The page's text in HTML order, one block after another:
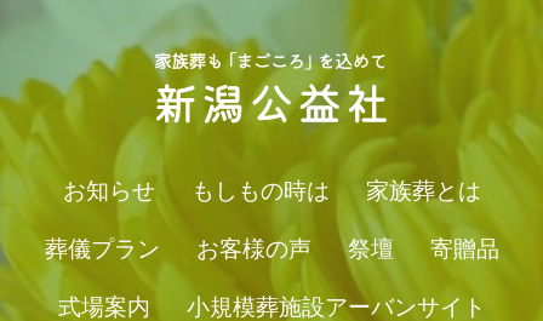
お知らせ もしもの時は 家族葬とは
葬儀プラン お客様の声 祭壇 寄贈品
式場案内 小規模葬施設アーバンサイト